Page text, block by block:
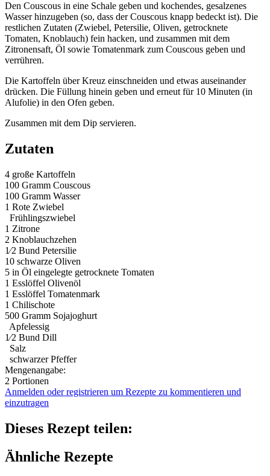
Den Couscous in eine Schale geben und kochendes, gesalzenes
Wasser hinzugeben (so, dass der Couscous knapp bedeckt ist). Die
restlichen Zutaten (Zwiebel, Petersilie, Oliven, getrocknete
Tomaten, Knoblauch) fein hacken, und zusammen mit dem
Zitronensaft, Öl sowie Tomatenmark zum Couscous geben und
verrühren.
Die Kartoffeln über Kreuz einschneiden und etwas auseinander
drücken. Die Füllung hinein geben und erneut für 10 Minuten (in
Alufolie) in den Ofen geben.
Zusammen mit dem Dip servieren.
Zutaten
4 große Kartoffeln
100 Gramm Couscous
100 Gramm Wasser
1 Rote Zwiebel
Frühlingszwiebel
1 Zitrone
2 Knoblauchzehen
1⁄2 Bund Petersilie
10 schwarze Oliven
5 in Öl eingelegte getrocknete Tomaten
1 Esslöffel Olivenöl
1 Esslöffel Tomatenmark
1 Chilischote
500 Gramm Sojajoghurt
Apfelessig
1⁄2 Bund Dill
Salz
schwarzer Pfeffer
Mengenangabe:
2 Portionen
Anmelden oder registrieren um Rezepte zu kommentieren und
einzutragen
Dieses Rezept teilen:
Ähnliche Rezepte